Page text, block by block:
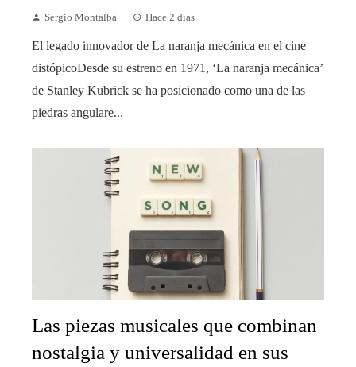
Sergio Montalbá Hace 2 días
El legado innovador de La naranja mecánica en el cine
distópicoDesde su estreno en 1971, ‘La naranja mecánica’
de Stanley Kubrick se ha posicionado como una de las
piedras angulare...
Las piezas musicales que combinan
nostalgia y universalidad en sus